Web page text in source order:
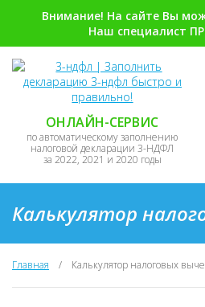
Внимание! На сайте Вы
Наш специалист
ОНЛАЙН-СЕРВИС
по автоматическому заполнению
налоговой декларации 3-НДФЛ
за 2022, 2021 и 2020 годы
Калькулятор
Главная / Калькулятор налоговых